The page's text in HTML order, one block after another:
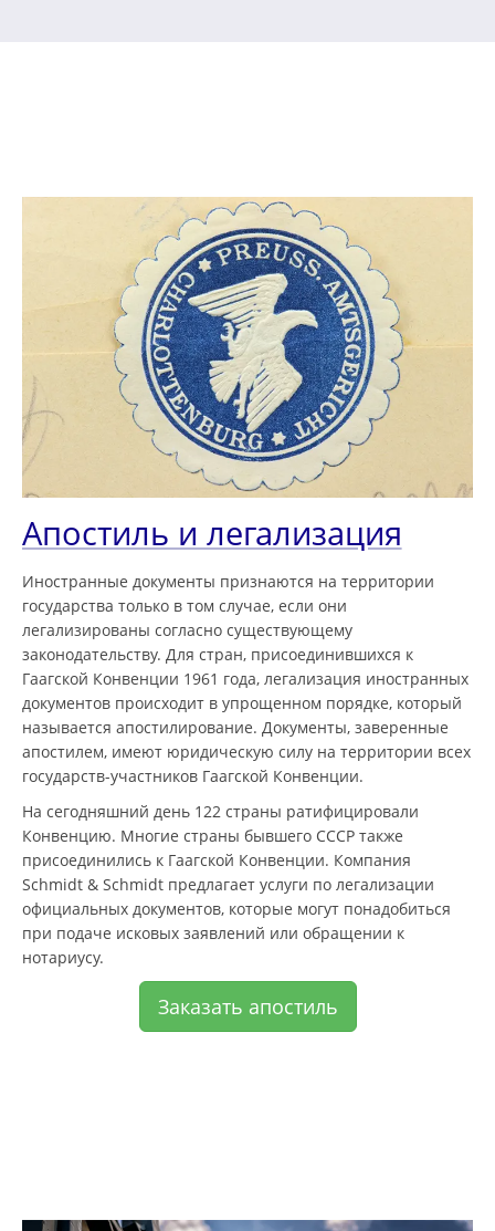
Апостиль и легализация
Иностранные документы признаются на территории
государства только в том случае, если они
легализированы согласно существующему
законодательству. Для стран, присоединившихся к
Гаагской Конвенции 1961 года, легализация иностранных
документов происходит в упрощенном порядке, который
называется апостилирование. Документы, заверенные
апостилем, имеют юридическую силу на территории всех
государств-участников Гаагской Конвенции.
На сегодняшний день 122 страны ратифицировали
Конвенцию. Многие страны бывшего СССР также
присоединились к Гаагской Конвенции. Компания
Schmidt & Schmidt предлагает услуги по легализации
официальных документов, которые могут понадобиться
при подаче исковых заявлений или обращении к
нотариусу.
Заказать апостиль